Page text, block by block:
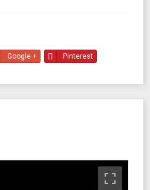
Google + Pinterest